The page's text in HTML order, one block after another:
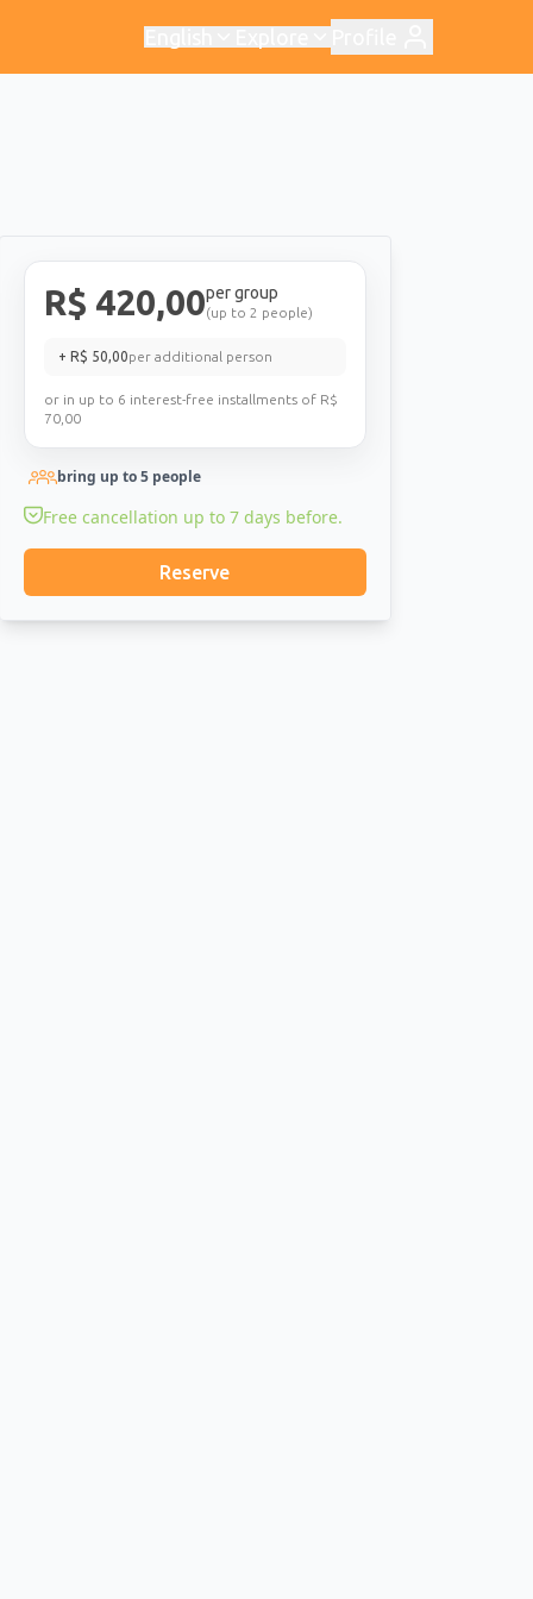
R$ 420,00per group
(up to 2 people)
+ R$ 50,00per additional person
or in up to 6 interest-free installments of R$
70,00
bring up to5 people
Free cancellation up to 7 days before.
Reserve